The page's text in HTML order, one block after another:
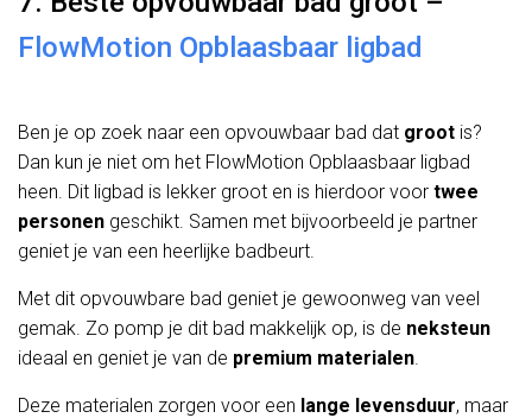
FlowMotion Opblaasbaar ligbad
Ben je op zoek naar een opvouwbaar bad dat groot is?
Dan kun je niet om het FlowMotion Opblaasbaar ligbad
heen. Dit ligbad is lekker groot en is hierdoor voor twee
personen geschikt. Samen met bijvoorbeeld je partner
geniet je van een heerlijke badbeurt.
Met dit opvouwbare bad geniet je gewoonweg van veel
gemak. Zo pomp je dit bad makkelijk op, is de neksteun
ideaal en geniet je van de premium materialen.
Deze materialen zorgen voor een lange levensduur, maar